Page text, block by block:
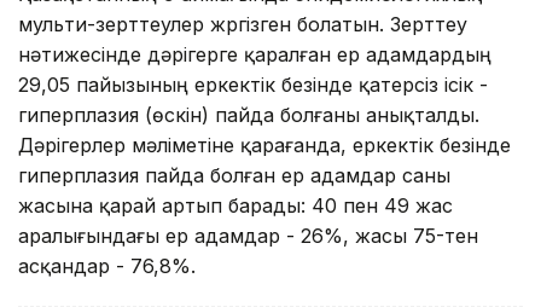
мульти-зерттеулер жүргізген болатын. Зерттеу
нәтижесінде дәрігерге қаралған ер адамдардың
29,05 пайызының еркектік безінде қатерсіз ісік -
гиперплазия (өскін) пайда болғаны анықталды.
Дәрігерлер мәліметіне қарағанда, еркектік безінде
гиперплазия пайда болған ер адамдар саны
жасына қарай артып барады: 40 пен 49 жас
аралығындағы ер адамдар - 26%, жасы 75-тен
асқандар - 76,8%.